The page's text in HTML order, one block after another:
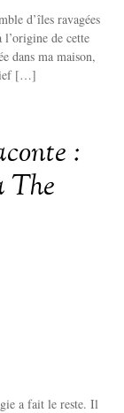
d’îles ravagées
l’origine de cette
dans ma maison,
[…]
:
The
a fait le reste. Il